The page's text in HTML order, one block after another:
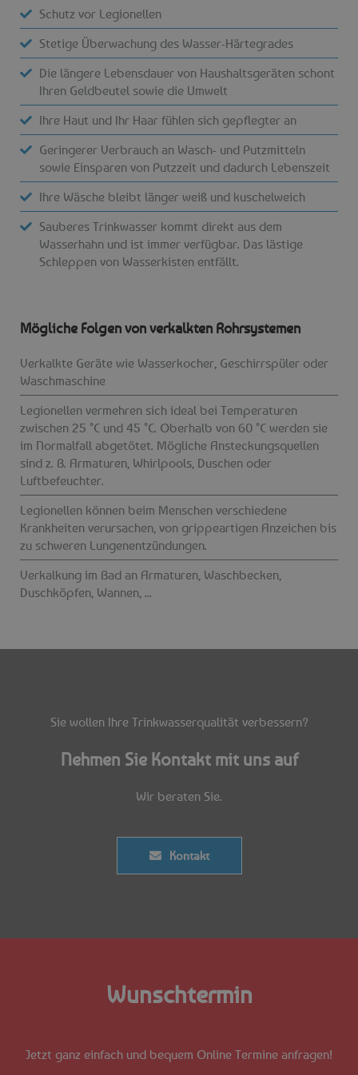
Schutz vor Legionellen
Stetige Überwachung des Wasser-Härtegrades
Die längere Lebensdauer von Haushaltsgeräten schont
Ihren Geldbeutel sowie die Umwelt
Ihre Haut und Ihr Haar fühlen sich gepflegter an
Geringerer Verbrauch an Wasch- und Putzmitteln
sowie Einsparen von Putzzeit und dadurch Lebenszeit
Ihre Wäsche bleibt länger weiß und kuschelweich
Sauberes Trinkwasser kommt direkt aus dem
Wasserhahn und ist immer verfügbar. Das lästige
Schleppen von Wasserkisten entfällt.
Mögliche Folgen von verkalkten Rohrsystemen
Verkalkte Geräte wie Wasserkocher, Geschirrspüler oder
Waschmaschine
Legionellen vermehren sich ideal bei Temperaturen
zwischen 25 °C und 45 °C. Oberhalb von 60 °C werden sie
im Normalfall abgetötet. Mögliche Ansteckungsquellen
sind z. B. Armaturen, Whirlpools, Duschen oder
Luftbefeuchter.
Legionellen können beim Menschen verschiedene
Krankheiten verursachen, von grippeartigen Anzeichen bis
zu schweren Lungenentzündungen.
Verkalkung im Bad an Armaturen, Waschbecken,
Duschköpfen, Wannen, ...
Sie wollen Ihre Trinkwasserqualität verbessern?
Nehmen Sie Kontakt mit uns auf
Wir beraten Sie.
Kontakt
Wunschtermin
Jetzt ganz einfach und bequem Online Termine anfragen!